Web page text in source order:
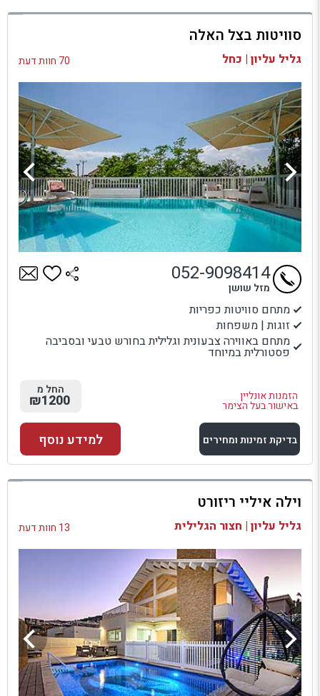
למתחם זה
בדיקת זמינות ומחירים
סוויטות בצל האלה
גליל עליון | כחל 70 חוות דעת
מתחם סוויטות כפריות
זוגות | משפחות
מתחם באווירה צבעונית וגלילית בחורש טבעי ובסביבה
פסטורלית במיוחד
הזמנות אונליין
באישור בעל הצימר
052-9098414
מזל שושן
החל מ
₪1200
בדיקת זמינות ומחירים
למתחם זה
בדיקת זמינות ומחירים
למידע נוסף
וילה איליי ריזורט
גליל עליון | חצור הגלילית 13 חוות דעת